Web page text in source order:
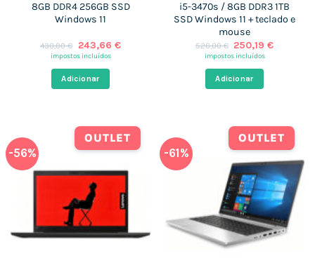
8GB DDR4 256GB SSD
Windows 11
430,00€
O
preço
era:
430,00 €.
243,66 €O
impostos incluídos
Adicionar
i5-3470s / 8GB DDR3 1TB
SSD Windows 11 + teclado e
mouse
526,00€ O
preço
era:
526,00 €.
250,19€O
impostos incluídos
Adicionar
-56%
OUTLET
-61%
OUTLET